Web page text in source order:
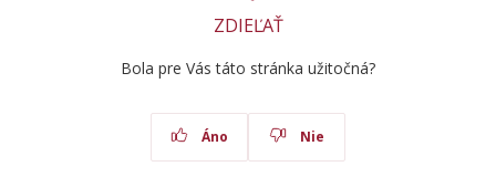
ZDIEĽAŤ
Bola pre Vás táto stránka užitočná?
Áno Nie